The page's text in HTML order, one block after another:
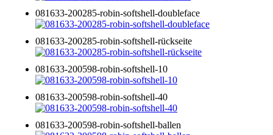
081633-200285-robin-softshell-doubleface
081633-200285-robin-softshell-rückseite
081633-200598-robin-softshell-10
081633-200598-robin-softshell-40
081633-200598-robin-softshell-ballen